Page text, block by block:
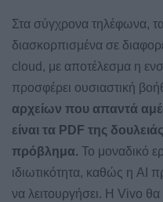
Στα σύγχρονα τηλέφωνα,
διασκορπισμένα σε
cloud, με αποτέλεσμα η
προσφέρει ουσιαστική
αρχείων που απαντά
είναι τα PDF της
πρόβλημα. Το μοναδικό
ιδιωτικότητα, καθώς η AI
να λειτουργήσει. Η Vivo